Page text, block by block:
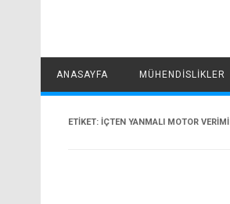
ANASAYFA MÜHENDISLIKLER
ETIKET: IÇTEN YANMALI MOTOR VERIMI